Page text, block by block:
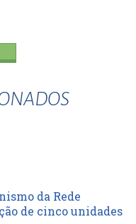
da Rede
de cinco unidades